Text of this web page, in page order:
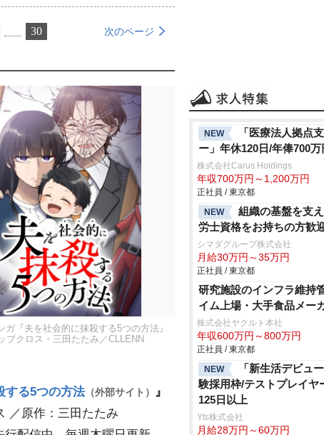
30 次のページ
ガ『夫を社会的に抹殺する5つの方法』
プクロス・三田たたみ／CLLENN
する5つの方法 （外部サイト）
』
／原作：三田たたみ
NEW
「医療法人拠点
ー」年休120日/年俸700万
株式会社Carus Holdings
年収700万円～1,200万円
正社員 / 東京都
NEW
組織の基盤を支
労士資格をお持ちの方歓
シマダグループ株式会社
月給30万円～35万円
正社員 / 東京都
研究施設のインフラ維持
イム上場・大手食品メー
株式会社ヤクルト本社
年収600万円～800万円
正社員 / 東京都
NEW
「新生活デビュ
験採用枠/テストプレイヤ
125日以上
Yts株式会社
月給28万円～60万円